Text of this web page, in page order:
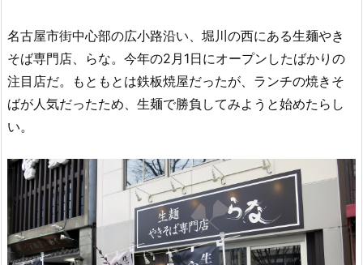
名古屋市街中心部の広小路沿い、堀川の西にある生麺やき
そば専門店、らな。今年の2月1日にオープンしたばかりの
注目店だ。もともとは鉄板焼屋だったが、ランチの焼きそ
ばが人気だったため、生麺で勝負してみようと始めたらし
い。